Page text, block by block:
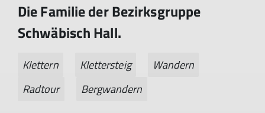
Die Familie der Bezirksgruppe
Schwäbisch Hall.
Klettern Klettersteig
Wandern
Radtour
Bergwandern